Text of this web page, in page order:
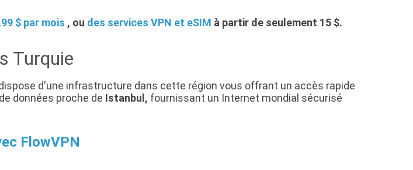
$ par mois , ou des services VPN et eSIM à partir de seulement 15 $.
Turquie
d'une infrastructure dans cette région vous offrant un accès rapide
données proche de Istanbul, fournissant un Internet mondial sécurisé
FlowVPN